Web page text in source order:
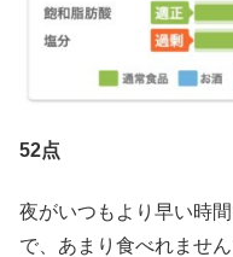
52点
夜がいつもより早い時
で、あまり食べれません